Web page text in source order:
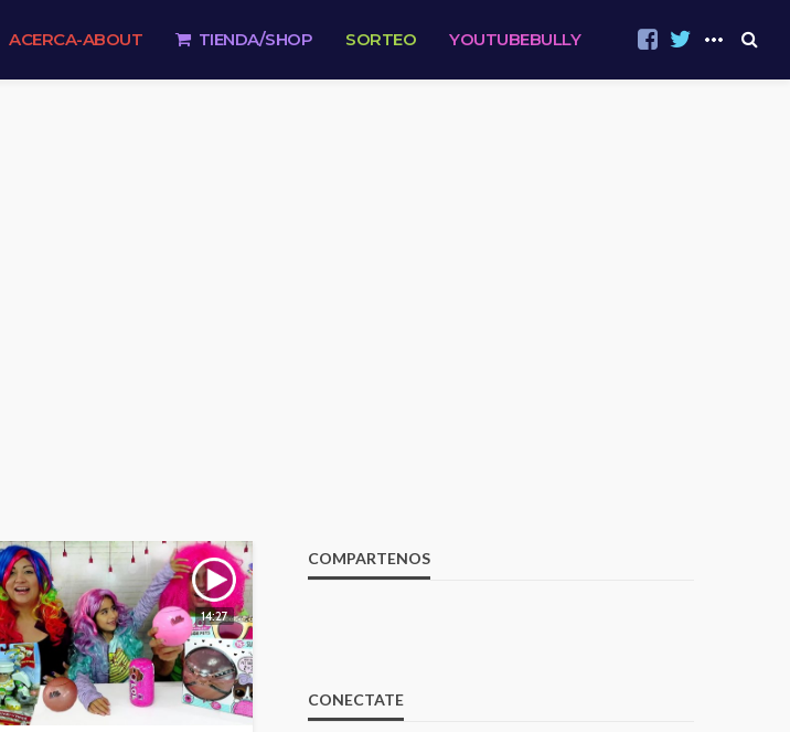
ACERCA-ABOUT TIENDA/SHOP SORTEO YOUTUBEBULLY
14:27
COMPARTENOS
CONECTATE